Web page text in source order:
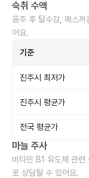
숙취 수액
음주 후 탈수감, 메스
어요.
기준
진주시 최저가
진주시 평균가
전국 평균가
마늘 주사
비타민 B1 유도체 관련
로 상담될 수 있어요.